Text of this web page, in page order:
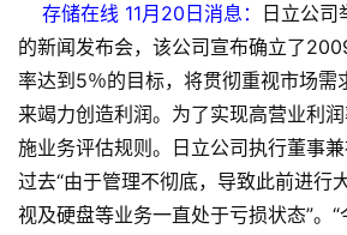
存储在线 11月20日消息：
日立公司
的新闻发布会，该公司宣布确立了
率达到5％的目标，将贯彻重视市场需
来竭力创造利润。为了实现高营业利
施业务评估规则。日立公司执行董事兼
过去“由于管理不彻底，导致此前进行
视及硬盘等业务一直处于亏损状态”。“